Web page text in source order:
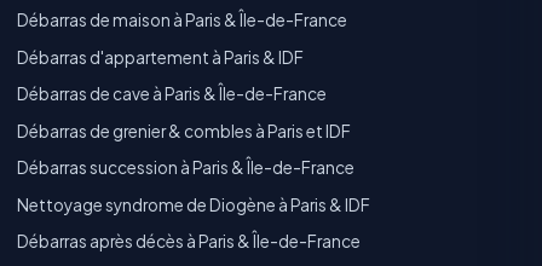
Débarras de maison à Paris & Île-de-France
Débarras d'appartement à Paris & IDF
Débarras de cave à Paris & Île-de-France
Débarras de grenier & combles à Paris et IDF
Débarras succession à Paris & Île-de-France
Nettoyage syndrome de Diogène à Paris & IDF
Débarras après décès à Paris & Île-de-France